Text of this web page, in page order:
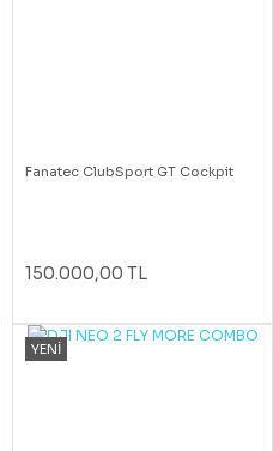
Fanatec ClubSport GT Cockpit
150.000,00 TL
YENİ